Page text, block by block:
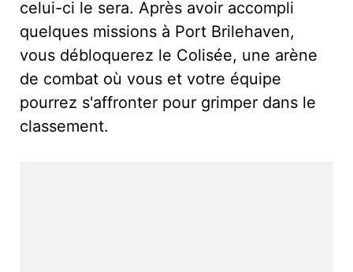
celui-ci le sera. Après avoir accompli
quelques missions à Port Brilehaven,
vous débloquerez le Colisée, une arène
de combat où vous et votre équipe
pourrez s'affronter pour grimper dans le
classement.